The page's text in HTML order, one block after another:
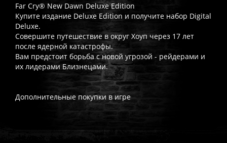
Far Cry® New Dawn Deluxe Edition
Купите издание Deluxe Edition и получите набор Digital
Deluxe.
Совершите путешествие в округ Хоуп через 17 лет
после ядерной катастрофы.
Вам предстоит борьба с новой угрозой - рейдерами и
их лидерами Близнецами.
Дополнительные покупки в игре